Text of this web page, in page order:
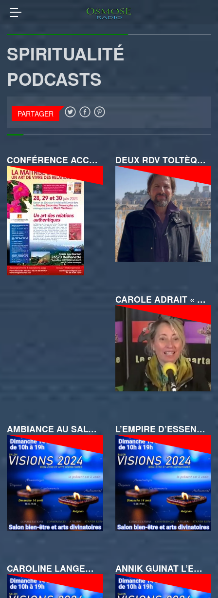
SPIRITUALITÉ
PODCASTS
PARTAGER
CONFÉRENCE ACCORDS TOLTÈQUES AVEC P.A. MORALES DEUX RDV TOLTÈQUES AVEC PIERRE ALEXANDRE MORALES
CAROLE ADRAIT « DE DURETÉ A LA DOUCEUR »
AMBIANCE AU SALON VISIONS DU DIMANCHE 14 AVRIL L’EMPIRE D’ESSENCES AU SALON VISIONS A LA SCIERIE
CAROLINE LANGER MÉDIUM NUMÉROLOGUE AU SALON VISIONS A LA SCIERIE ANNIK GUINAT L’ENVOL INTÉRIEUR A LA SCIERIE VISIONS 2024 LE 14 AVRIL